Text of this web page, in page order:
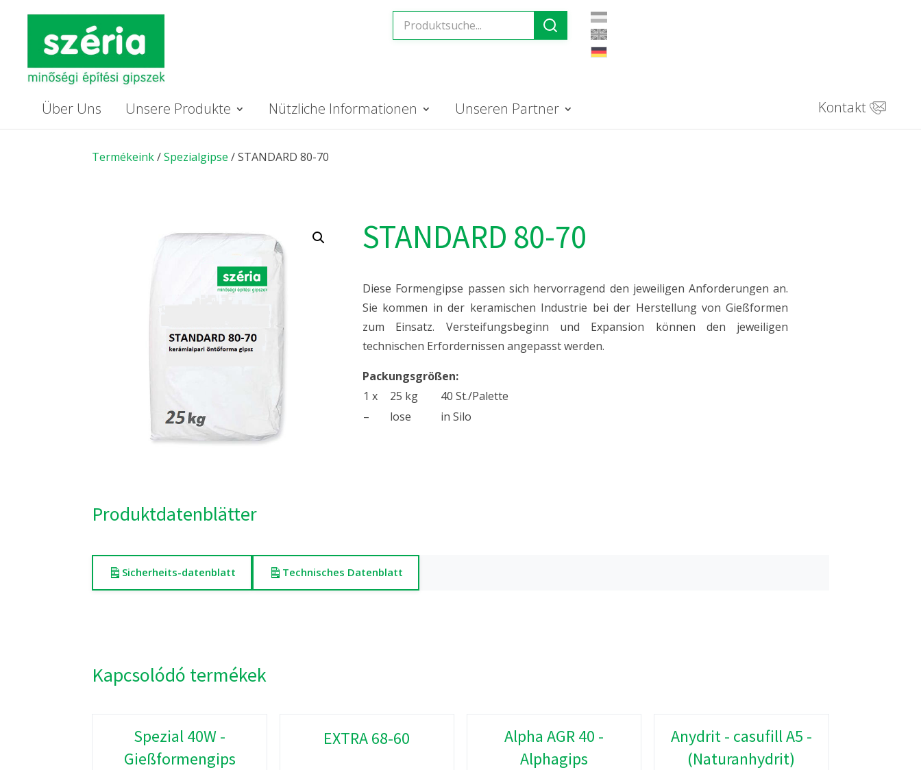
Über Uns Unsere Produkte Nützliche Informationen Unseren Partner Kontakt
Termékeink/Spezialgipse / STANDARD 80-70
STANDARD 80-70
Diese Formengipse passen sich hervorragend den jeweiligen Anforderungen an.
Sie kommen in der keramischen Industrie bei der Herstellung von Gießformen
zum Einsatz. Versteifungsbeginn und Expansion können den jeweiligen
technischen Erfordernissen angepasst werden.
Packungsgrößen:
1 x
25 kg
40 St./Palette
–
lose in Silo
Produktdatenblätter
Sicherheits-datenblatt Technisches Datenblatt
Kapcsolódó termékek
Spezial 40W -
Gießformengips
EXTRA 68-60
Alpha AGR 40 -
Alphagips
Anydrit - casufill A5 -
(Naturanhydrit)